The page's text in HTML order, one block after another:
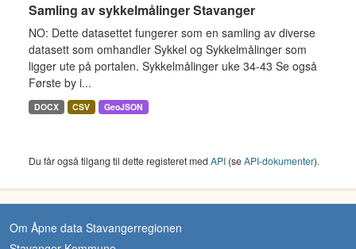
Samling av sykkelmålinger Stavanger
NO: Dette datasettet fungerer som en samling av diverse
datasett som omhandler Sykkel og Sykkelmålinger som
ligger ute på portalen. Sykkelmålinger uke 34-43 Se også
Første by i...
DOCX CSV GeoJSON
Du får også tilgang til dette registeret med API (seAPI-dokumenter).
Om Åpne data Stavangerregionen